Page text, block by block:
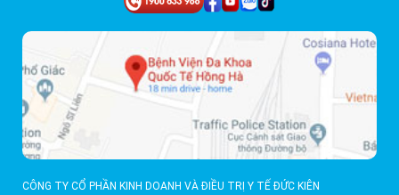
CÔNG TY CỔ PHẦN KINH DOANH VÀ ĐIỀU TRỊ Y TẾ ĐỨC KIÊN